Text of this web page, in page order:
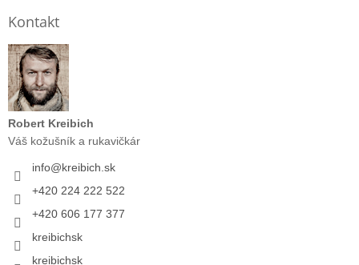
Kontakt
Robert Kreibich
Váš kožušník a rukavičkár
info@kreibich.sk
+420 224 222 522
+420 606 177 377
kreibichsk
kreibichsk